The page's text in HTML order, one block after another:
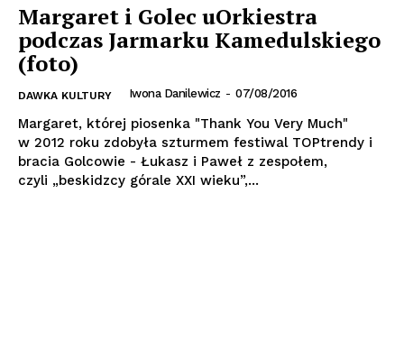
Margaret i Golec uOrkiestra
podczas Jarmarku Kamedulskiego
(foto)
DAWKA KULTURY Iwona Danilewicz - 07/08/2016
Margaret, której piosenka "Thank You Very Much"
w 2012 roku zdobyła szturmem festiwal TOPtrendy i
bracia Golcowie - Łukasz i Paweł z zespołem,
czyli „beskidzcy górale XXI wieku”,...